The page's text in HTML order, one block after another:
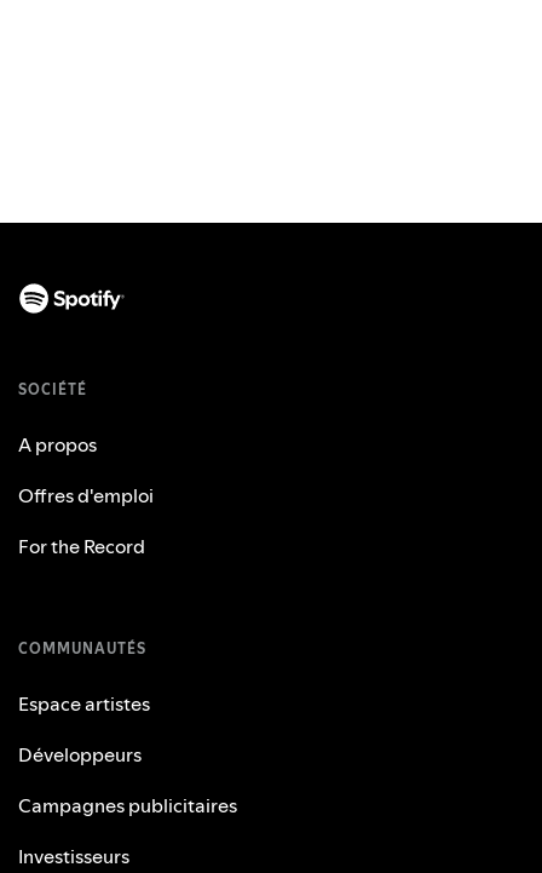
SOCIÉTÉ
A propos
Offres d'emploi
For the Record
COMMUNAUTÉS
Espace artistes
Développeurs
Campagnes publicitaires
Investisseurs